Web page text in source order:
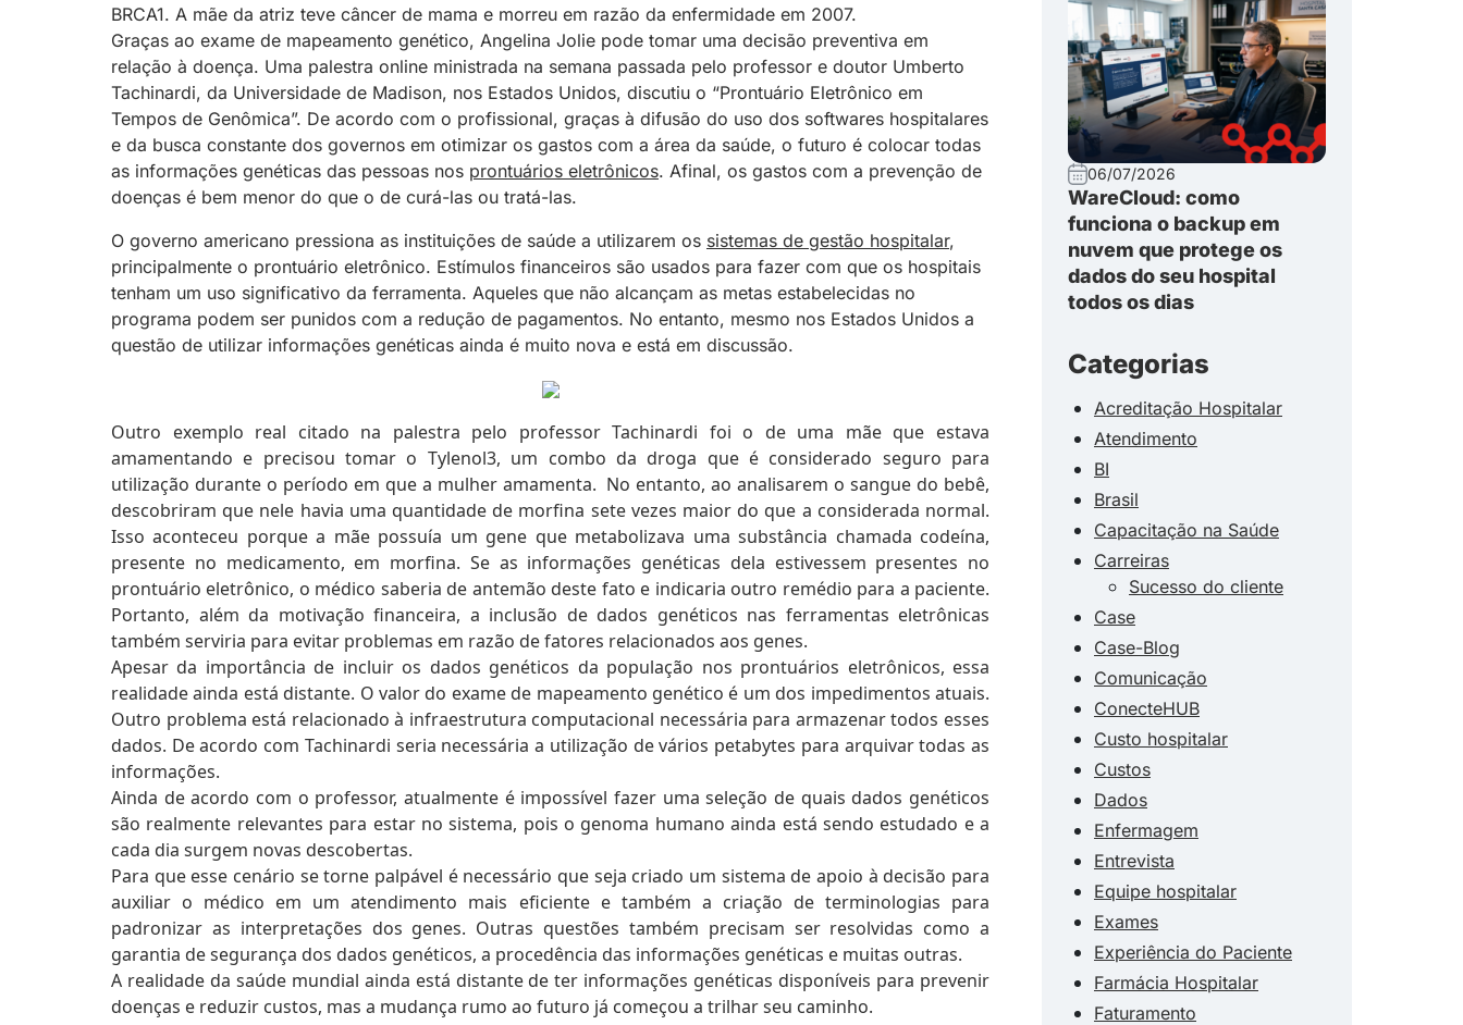
BRCA1. A mãe da atriz teve câncer de mama e morreu em razão da enfermidade em 2007.
Graças ao exame de mapeamento genético, Angelina Jolie pode tomar uma decisão preventiva em
relação à doença. Uma palestra online ministrada na semana passada pelo professor e doutor Umberto
Tachinardi, da Universidade de Madison, nos Estados Unidos, discutiu o “Prontuário Eletrônico em
Tempos de Genômica”. De acordo com o profissional, graças à difusão do uso dos softwares hospitalares
e da busca constante dos governos em otimizar os gastos com a área da saúde, o futuro é colocar todas
as informações genéticas das pessoas nos prontuários eletrônicos. Afinal, os gastos com a prevenção de
doenças é bem menor do que o de curá-las ou tratá-las.
O governo americano pressiona as instituições de saúde a utilizarem os sistemas de gestão hospitalar,
principalmente o prontuário eletrônico. Estímulos financeiros são usados para fazer com que os hospitais
tenham um uso significativo da ferramenta. Aqueles que não alcançam as metas estabelecidas no
programa podem ser punidos com a redução de pagamentos. No entanto, mesmo nos Estados Unidos a
questão de utilizar informações genéticas ainda é muito nova e está em discussão.
Outro exemplo real citado na palestra pelo professor Tachinardi foi o de uma mãe que estava
amamentando e precisou tomar o Tylenol3, um combo da droga que é considerado seguro para
utilização durante o período em que a mulher amamenta. No entanto, ao analisarem o sangue do bebê,
descobriram que nele havia uma quantidade de morfina sete vezes maior do que a considerada normal.
Isso aconteceu porque a mãe possuía um gene que metabolizava uma substância chamada codeína,
presente no medicamento, em morfina. Se as informações genéticas dela estivessem presentes no
prontuário eletrônico, o médico saberia de antemão deste fato e indicaria outro remédio para a paciente.
Portanto, além da motivação financeira, a inclusão de dados genéticos nas ferramentas eletrônicas
também serviria para evitar problemas em razão de fatores relacionados aos genes.
Apesar da importância de incluir os dados genéticos da população nos prontuários eletrônicos, essa
realidade ainda está distante. O valor do exame de mapeamento genético é um dos impedimentos atuais.
Outro problema está relacionado à infraestrutura computacional necessária para armazenar todos esses
dados. De acordo com Tachinardi seria necessária a utilização de vários petabytes para arquivar todas as
informações.
Ainda de acordo com o professor, atualmente é impossível fazer uma seleção de quais dados genéticos
são realmente relevantes para estar no sistema, pois o genoma humano ainda está sendo estudado e a
cada dia surgem novas descobertas.
Para que esse cenário se torne palpável é necessário que seja criado um sistema de apoio à decisão para
auxiliar o médico em um atendimento mais eficiente e também a criação de terminologias para
padronizar as interpretações dos genes. Outras questões também precisam ser resolvidas como a
garantia de segurança dos dados genéticos, a procedência das informações genéticas e muitas outras.
A realidade da saúde mundial ainda está distante de ter informações genéticas disponíveis para prevenir
doenças e reduzir custos, mas a mudança rumo ao futuro já começou a trilhar seu caminho.
06/07/2026
WareCloud: como
funciona o backup em
nuvem que protege os
dados do seu hospital
todos os dias
Categorias
Acreditação Hospitalar
Atendimento
BI
Brasil
Capacitação na Saúde
Carreiras
Sucesso do cliente
Case
Case-Blog
Comunicação
ConecteHUB
Custo hospitalar
Custos
Dados
Enfermagem
Entrevista
Equipe hospitalar
Exames
Experiência do Paciente
Farmácia Hospitalar
Faturamento